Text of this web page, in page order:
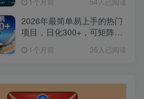
2026年最简单易上手的热门
项目，日化300+，可矩阵操
1个月前 36人已阅读